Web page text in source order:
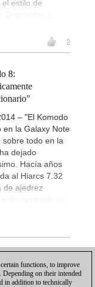
estilo de
2
8:
– "El Komodo
en la Galaxy Note
sobre todo en la
dejado
Hacía años
al Hiarcs 7.32
de ajedrez
se
functions, to improve
Depending on their intended
in addition to technically